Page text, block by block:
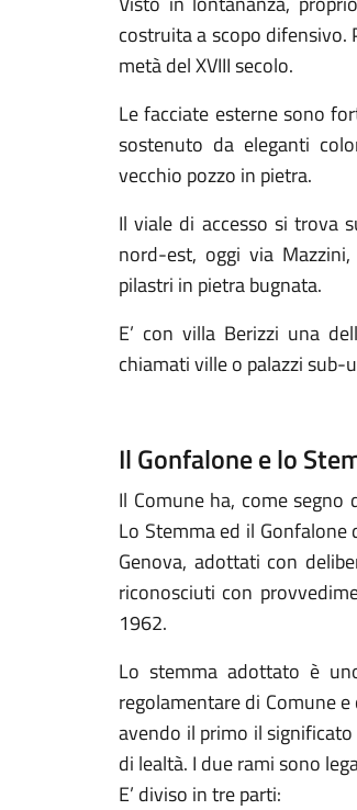
costruita a scopo
metà del XVIII secolo.
Le facciate esterne sono
sostenuto da eleganti
vecchio pozzo in pietra.
Il viale di accesso si trova
nord-est, oggi via
pilastri in pietra bugnata.
E’ con villa Berizzi una
chiamati ville o palazzi sub-
Il Gonfalone e lo
Il Comune ha, come
Lo Stemma ed il
Genova, adottati con
riconosciuti con
1962.
Lo stemma adottato è
regolamentare di Comune
avendo il primo il
di lealtà. I due rami sono
E’ diviso in tre parti: